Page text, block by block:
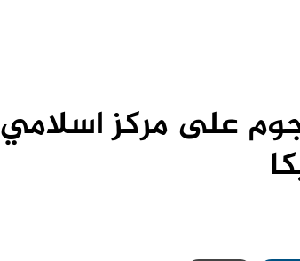
على مركز اسلامي